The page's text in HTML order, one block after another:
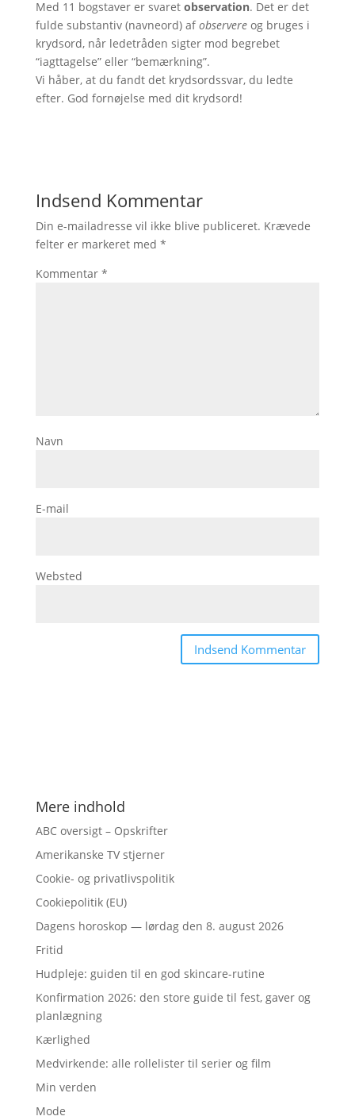
Med 11 bogstaver er svaret observation. Det er det
fulde substantiv (navneord) afobservereog bruges i
krydsord, når ledetråden sigter mod begrebet
“iagttagelse” eller “bemærkning”.
Vi håber, at du fandt det krydsordssvar, du ledte
efter. God fornøjelse med dit krydsord!
Indsend Kommentar
Din e-mailadresse vil ikke blive publiceret. Krævede
felter er markeret med *
Kommentar *
Navn
E-mail
Websted
Mere indhold
ABC oversigt – Opskrifter
Amerikanske TV stjerner
Cookie- og privatlivspolitik
Cookiepolitik (EU)
Dagens horoskop — lørdag den 8. august 2026
Fritid
Hudpleje: guiden til en god skincare-rutine
Konfirmation 2026: den store guide til fest, gaver og
planlægning
Kærlighed
Medvirkende: alle rollelister til serier og film
Min verden
Mode